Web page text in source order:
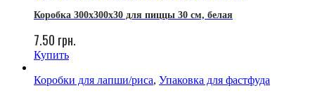
Коробка 300х300х30 для пиццы 30 см, белая
7.50 грн.
Купить
Коробки для лапши/риса, Упаковка для фастфуда